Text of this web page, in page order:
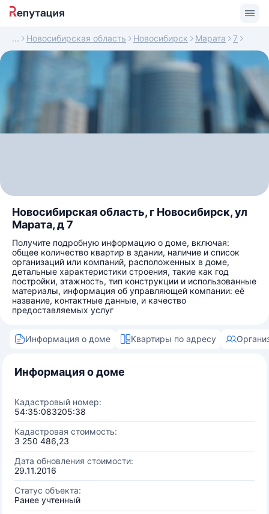
Новосибирская область Новосибирск Марата 7
Новосибирская область, г Новосибирск, ул
Марата, д 7
Получите подробную информацию о доме, включая:
общее количество квартир в здании, наличие и список
организаций или компаний, расположенных в доме,
детальные характеристики строения, такие как год
постройки, этажность, тип конструкции и использованные
материалы, информация об управляющей компании: её
название, контактные данные, и качество
предоставляемых услуг
Информация о доме Квартиры по адресу
Информация о доме
Кадастровый номер:
54:35:083205:38
Кадастровая стоимость:
3 250 486,23
Дата обновления стоимости:
29.11.2016
Статус объекта:
Ранее учтенный